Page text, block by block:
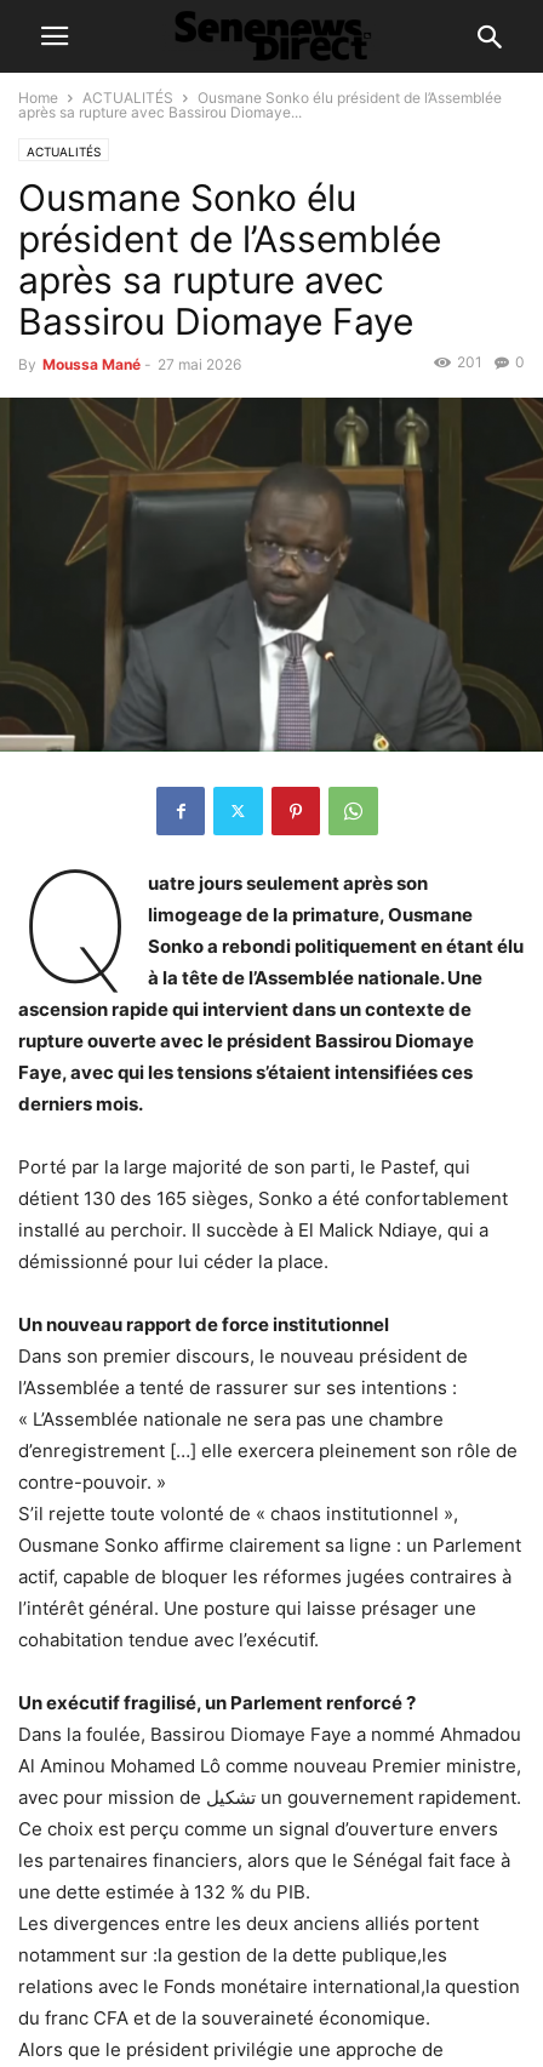
Home ACTUALITÉS
Ousmane Sonko élu président de l’Assemblée
après sa rupture avec Bassirou Diomaye...
ACTUALITÉS
Ousmane Sonko élu
président de l’Assemblée
après sa rupture avec
Bassirou Diomaye Faye
By Moussa Mané - 27 mai 2026 0
201
Q
uatre jours seulement après son
limogeage de la primature, Ousmane
Sonko a rebondi politiquement en étant élu
à la tête de l’Assemblée nationale. Une
ascension rapide qui intervient dans un contexte de
rupture ouverte avec le président Bassirou Diomaye
Faye, avec qui les tensions s’étaient intensifiées ces
derniers mois.
Porté par la large majorité de son parti, le Pastef, qui
détient 130 des 165 sièges, Sonko a été confortablement
installé au perchoir. Il succède à El Malick Ndiaye, qui a
démissionné pour lui céder la place.
Un nouveau rapport de force institutionnel
Dans son premier discours, le nouveau président de
l’Assemblée a tenté de rassurer sur ses intentions :
« L’Assemblée nationale ne sera pas une chambre
d’enregistrement […] elle exercera pleinement son rôle de
contre-pouvoir. »
S’il rejette toute volonté de « chaos institutionnel »,
Ousmane Sonko affirme clairement sa ligne : un Parlement
actif, capable de bloquer les réformes jugées contraires à
l’intérêt général. Une posture qui laisse présager une
cohabitation tendue avec l’exécutif.
Un exécutif fragilisé, un Parlement renforcé ?
Dans la foulée, Bassirou Diomaye Faye a nommé Ahmadou
Al Aminou Mohamed Lô comme nouveau Premier ministre,
avec pour mission de تشكيل un gouvernement rapidement.
Ce choix est perçu comme un signal d’ouverture envers
les partenaires financiers, alors que le Sénégal fait face à
une dette estimée à 132 % du PIB.
Les divergences entre les deux anciens alliés portent
notamment sur :la gestion de la dette publique,les
relations avec le Fonds monétaire international,la question
du franc CFA et de la souveraineté économique.
Alors que le président privilégie une approche de